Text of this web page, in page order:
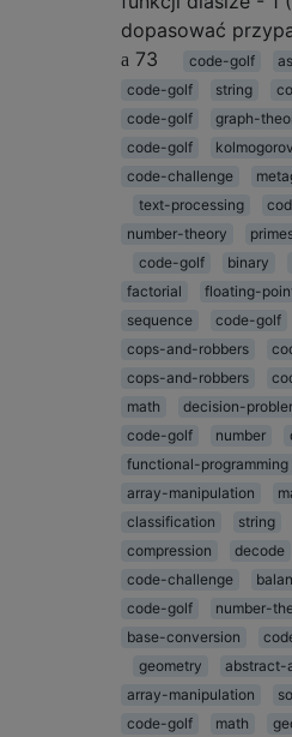
dopasować
73
code-golf
code-golf
string
code-golf
graph-
code-golf
code-challenge
text-processing
number-theory
code-golf
binary
factorial
floating-
sequence
code-golf
cops-and-robbers
cops-and-robbers
math
decision-
code-golf
number
functional-programming
array-manipulation
classification
string
compression
decode
code-challenge
code-golf
number-
base-conversion
geometry
abstract-
array-manipulation
code-golf
math